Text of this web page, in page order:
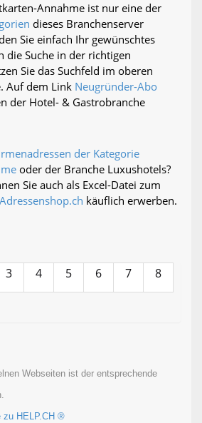
Annahme ist nur eine der
dieses Branchenserver
Sie einfach Ihr gewünschtes
die Suche in der richtigen
Sie das Suchfeld im oberen
Auf dem Link Neugründer-Abo
der Hotel- & Gastrobranche
der Kategorie
oder der Branche Luxushotels?
Sie auch als Excel-Datei zum
Adressenshop.ch käuflich erwerben.
3 4 5 6 7
8
Webseiten ist der entsprechende
zu HELP.CH ®